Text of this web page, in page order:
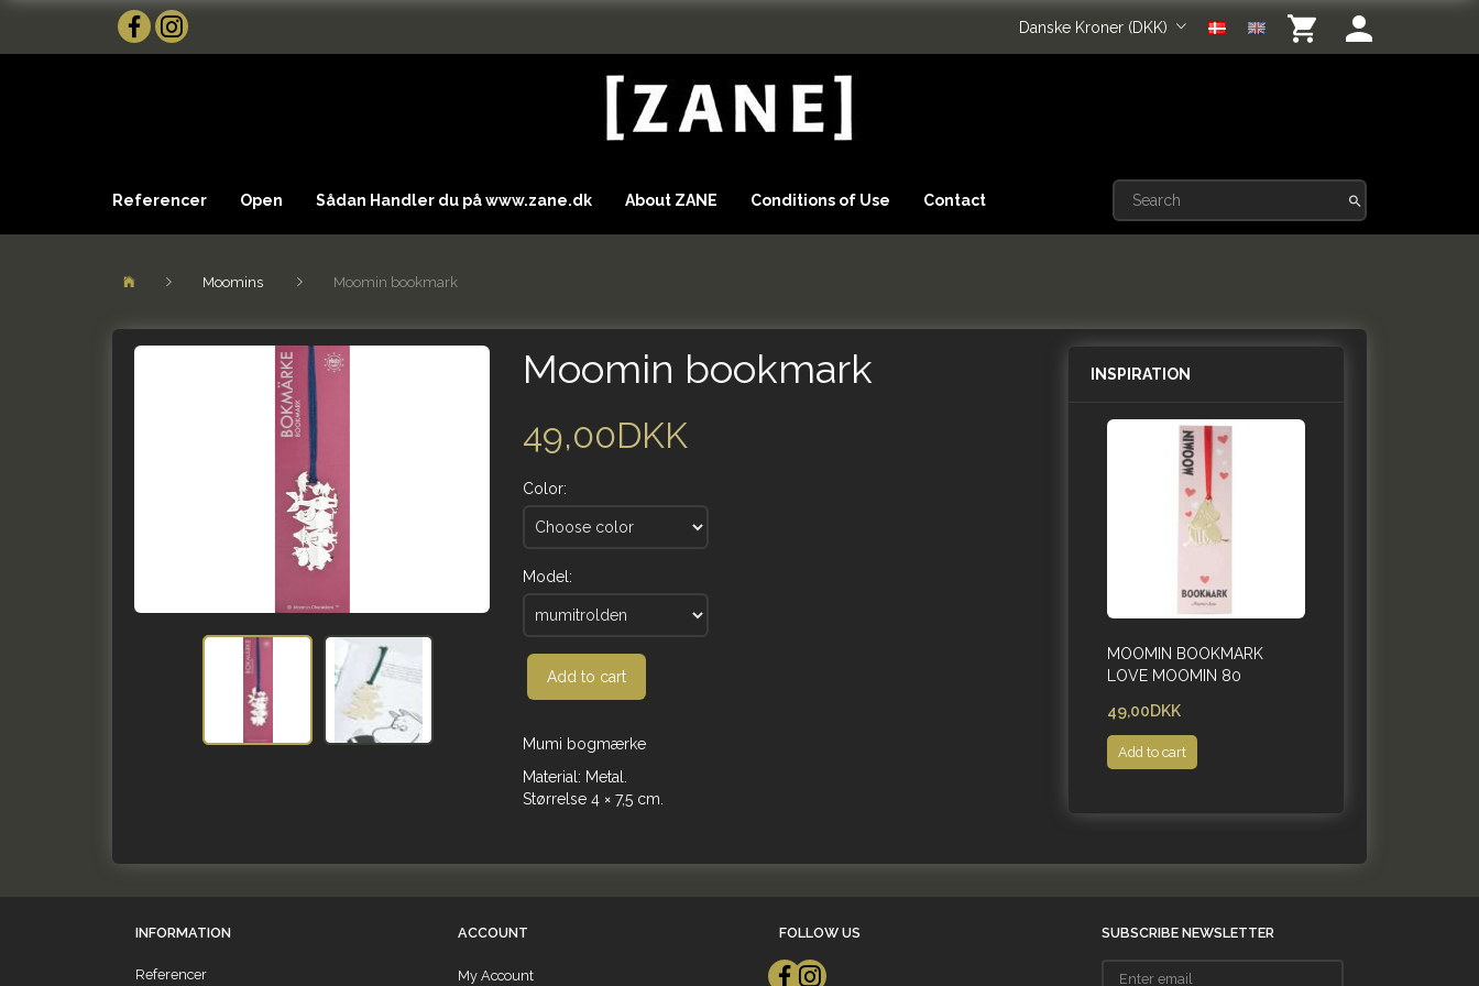
Danske Kroner (DKK)
Referencer Open Sådan Handler du på www.zane.dk About ZANE Conditions of Use Contact
Moomins Moomin bookmark
Moomin bookmark
49,00DKK
Color:
Model:
Add to cart
Mumi bogmærke
Material: Metal.
Størrelse 4 × 7,5 cm.
INSPIRATION
MOOMIN BOOKMARK
LOVE MOOMIN 80
49,00DKK
Add to cart
INFORMATION
Referencer
ACCOUNT
My Account
FOLLOW US SUBSCRIBE NEWSLETTER